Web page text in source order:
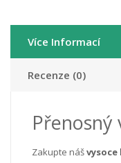
Více Informací
Recenze (0)
Zakupte nášvysoce